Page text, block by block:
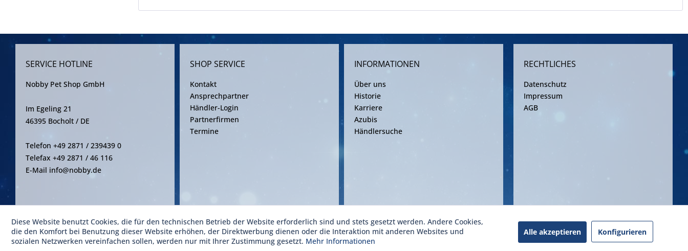
SERVICE HOTLINE
Nobby Pet Shop GmbH
Im Egeling 21
46395 Bocholt / DE
Telefon +49 2871 / 239439 0
Telefax +49 2871 / 46 116
E-Mail info@nobby.de
SHOP SERVICE
Kontakt
Ansprechpartner
Händler-Login
Partnerfirmen
Termine
INFORMATIONEN
Über uns
Historie
Karriere
Azubis
Händlersuche
RECHTLICHES
Datenschutz
Impressum
AGB
* Alle Preise inkl. gesetzl. Mehrwertsteuer zzgl. Versandkosten gemäß gültiger Frachtvereinbarung
Diese Website benutzt Cookies, die für den technischen Betrieb der Website erforderlich sind und stets gesetzt werden. Andere Cookies,
die den Komfort bei Benutzung dieser Website erhöhen, der Direktwerbung dienen oder die Interaktion mit anderen Websites und
sozialen Netzwerken vereinfachen sollen, werden nur mit Ihrer Zustimmung gesetzt. Mehr Informationen
Alle akzeptieren Konfigurieren